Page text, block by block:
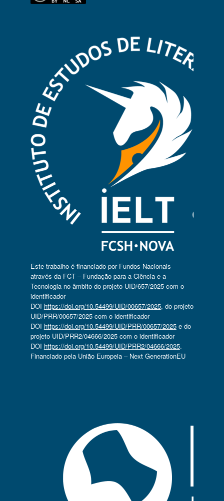
Este trabalho é financiado por Fundos Nacionais
através da FCT – Fundação para a Ciência e a
Tecnologia no âmbito do projeto UID/657/2025 com o
identificador
DOI https://doi.org/10.54499/UID/00657/2025, do projeto
UID/PRR/00657/2025 com o identificador
DOI https://doi.org/10.54499/UID/PRR/00657/2025e do
projeto UID/PRR2/04666/2025 com o identificador
DOI https://doi.org/10.54499/UID/PRR2/04666/2025.
Financiado pela União Europeia – Next GenerationEU